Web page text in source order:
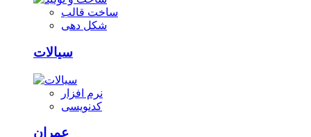
ساخت قالب
شکل دهی
سیالات
نرم افزار
کدنویسی
عمران